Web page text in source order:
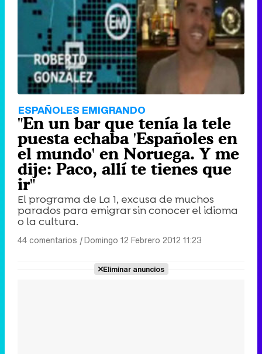
ESPAÑOLES EMIGRANDO
"En un bar que tenía la tele
puesta echaba 'Españoles en
el mundo' en Noruega. Y me
dije: Paco, allí te tienes que
ir"
El programa de La 1, excusa de muchos
parados para emigrar sin conocer el idioma
o la cultura.
44 comentarios |Domingo 12 Febrero 2012 11:23
Eliminar anuncios